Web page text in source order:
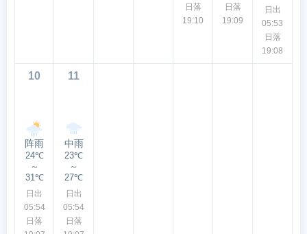
日落
19:10
日落
19:09
日出
05:53
日落
19:08
10
阵雨
24℃
～
31℃
日出
05:54
日落
11
中雨
23℃
～
27℃
日出
05:54
日落